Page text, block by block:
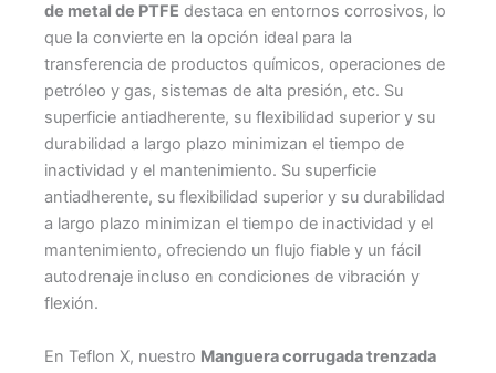
de metal de PTFE destaca en entornos corrosivos, lo
que la convierte en la opción ideal para la
transferencia de productos químicos, operaciones de
petróleo y gas, sistemas de alta presión, etc. Su
superficie antiadherente, su flexibilidad superior y su
durabilidad a largo plazo minimizan el tiempo de
inactividad y el mantenimiento. Su superficie
antiadherente, su flexibilidad superior y su durabilidad
a largo plazo minimizan el tiempo de inactividad y el
mantenimiento, ofreciendo un flujo fiable y un fácil
autodrenaje incluso en condiciones de vibración y
flexión.
En Teflon X, nuestro Manguera corrugada trenzada